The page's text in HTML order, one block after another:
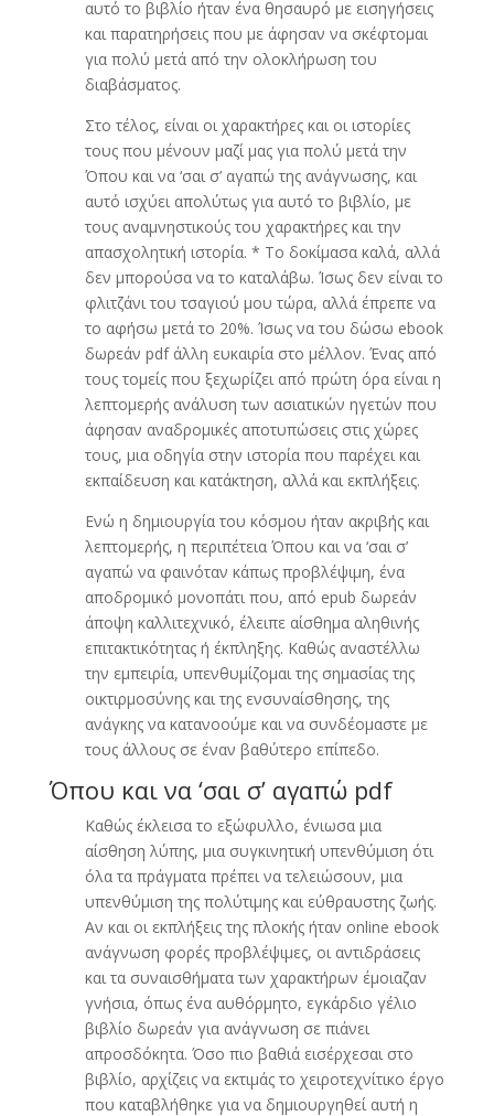
αυτό το βιβλίο ήταν ένα θησαυρό με εισηγήσεις
και παρατηρήσεις που με άφησαν να σκέφτομαι
για πολύ μετά από την ολοκλήρωση του
διαβάσματος.
Στο τέλος, είναι οι χαρακτήρες και οι ιστορίες
τους που μένουν μαζί μας για πολύ μετά την
Όπου και να ‘σαι σ’ αγαπώ της ανάγνωσης, και
αυτό ισχύει απολύτως για αυτό το βιβλίο, με
τους αναμνηστικούς του χαρακτήρες και την
απασχολητική ιστορία. * Το δοκίμασα καλά, αλλά
δεν μπορούσα να το καταλάβω. Ίσως δεν είναι το
φλιτζάνι του τσαγιού μου τώρα, αλλά έπρεπε να
το αφήσω μετά το 20%. Ίσως να του δώσω ebook
δωρεάν pdf άλλη ευκαιρία στο μέλλον. Ένας από
τους τομείς που ξεχωρίζει από πρώτη όρα είναι η
λεπτομερής ανάλυση των ασιατικών ηγετών που
άφησαν αναδρομικές αποτυπώσεις στις χώρες
τους, μια οδηγία στην ιστορία που παρέχει και
εκπαίδευση και κατάκτηση, αλλά και εκπλήξεις.
Ενώ η δημιουργία του κόσμου ήταν ακριβής και
λεπτομερής, η περιπέτεια Όπου και να ‘σαι σ’
αγαπώ να φαινόταν κάπως προβλέψιμη, ένα
αποδρομικό μονοπάτι που, από epub δωρεάν
άποψη καλλιτεχνικό, έλειπε αίσθημα αληθινής
επιτακτικότητας ή έκπληξης. Καθώς αναστέλλω
την εμπειρία, υπενθυμίζομαι της σημασίας της
οικτιρμοσύνης και της ενσυναίσθησης, της
ανάγκης να κατανοούμε και να συνδέομαστε με
τους άλλους σε έναν βαθύτερο επίπεδο.
Όπου και να ‘σαι σ’ αγαπώ pdf
Καθώς έκλεισα το εξώφυλλο, ένιωσα μια
αίσθηση λύπης, μια συγκινητική υπενθύμιση ότι
όλα τα πράγματα πρέπει να τελειώσουν, μια
υπενθύμιση της πολύτιμης και εύθραυστης ζωής.
Αν και οι εκπλήξεις της πλοκής ήταν online ebook
ανάγνωση φορές προβλέψιμες, οι αντιδράσεις
και τα συναισθήματα των χαρακτήρων έμοιαζαν
γνήσια, όπως ένα αυθόρμητο, εγκάρδιο γέλιο
βιβλίο δωρεάν για ανάγνωση σε πιάνει
απροσδόκητα. Όσο πιο βαθιά εισέρχεσαι στο
βιβλίο, αρχίζεις να εκτιμάς το χειροτεχνίτικο έργο
που καταβλήθηκε για να δημιουργηθεί αυτή η